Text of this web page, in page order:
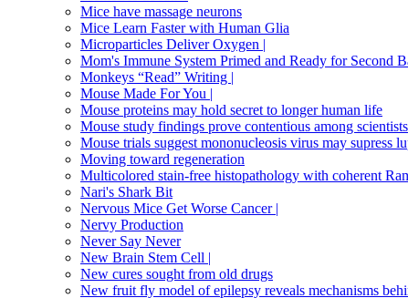
Mice have massage neurons
Mice Learn Faster with Human Glia
Microparticles Deliver Oxygen |
Mom's Immune System Primed and Ready for Second
Monkeys “Read” Writing |
Mouse Made For You |
Mouse proteins may hold secret to longer human life
Mouse study findings prove contentious among scientists
Mouse trials suggest mononucleosis virus may supress
Moving toward regeneration
Multicolored stain-free histopathology with coherent
Nari's Shark Bit
Nervous Mice Get Worse Cancer |
Nervy Production
Never Say Never
New Brain Stem Cell |
New cures sought from old drugs
New fruit fly model of epilepsy reveals mechanisms